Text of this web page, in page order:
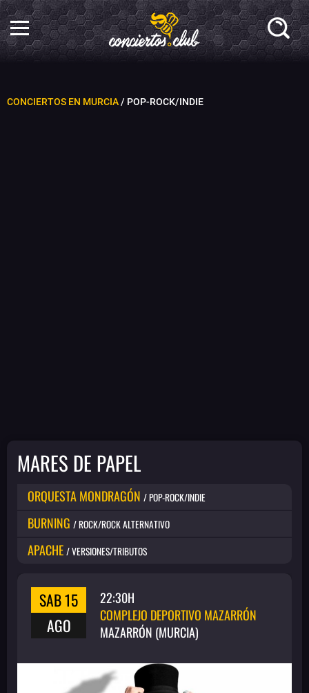
CONCIERTOS EN MURCIA/ POP-ROCK/INDIE
MARES DE PAPEL
ORQUESTA MONDRAGÓN / POP-ROCK/INDIE
BURNING / ROCK/ROCK ALTERNATIVO
APACHE / VERSIONES/TRIBUTOS
SAB 15
AGO
22:30H
COMPLEJO DEPORTIVO MAZARRÓN
MAZARRÓN (MURCIA)